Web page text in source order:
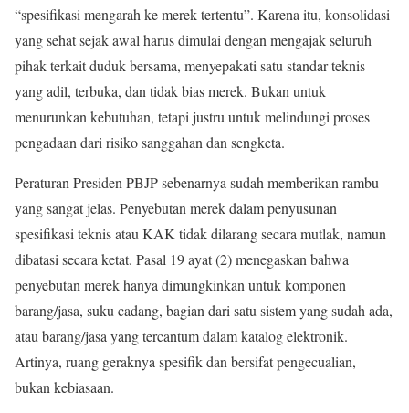
“spesifikasi mengarah ke merek tertentu”. Karena itu, konsolidasi
yang sehat sejak awal harus dimulai dengan mengajak seluruh
pihak terkait duduk bersama, menyepakati satu standar teknis
yang adil, terbuka, dan tidak bias merek. Bukan untuk
menurunkan kebutuhan, tetapi justru untuk melindungi proses
pengadaan dari risiko sanggahan dan sengketa.
Peraturan Presiden PBJP sebenarnya sudah memberikan rambu
yang sangat jelas. Penyebutan merek dalam penyusunan
spesifikasi teknis atau KAK tidak dilarang secara mutlak, namun
dibatasi secara ketat. Pasal 19 ayat (2) menegaskan bahwa
penyebutan merek hanya dimungkinkan untuk komponen
barang/jasa, suku cadang, bagian dari satu sistem yang sudah ada,
atau barang/jasa yang tercantum dalam katalog elektronik.
Artinya, ruang geraknya spesifik dan bersifat pengecualian,
bukan kebiasaan.